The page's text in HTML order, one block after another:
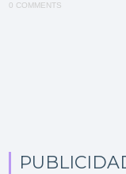
0 COMMENTS